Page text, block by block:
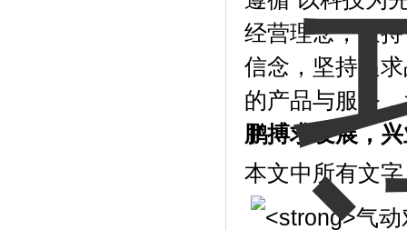
经营理念，秉持
信念，坚持追
的产品与服务
鹏搏求发展，
本文中所有文